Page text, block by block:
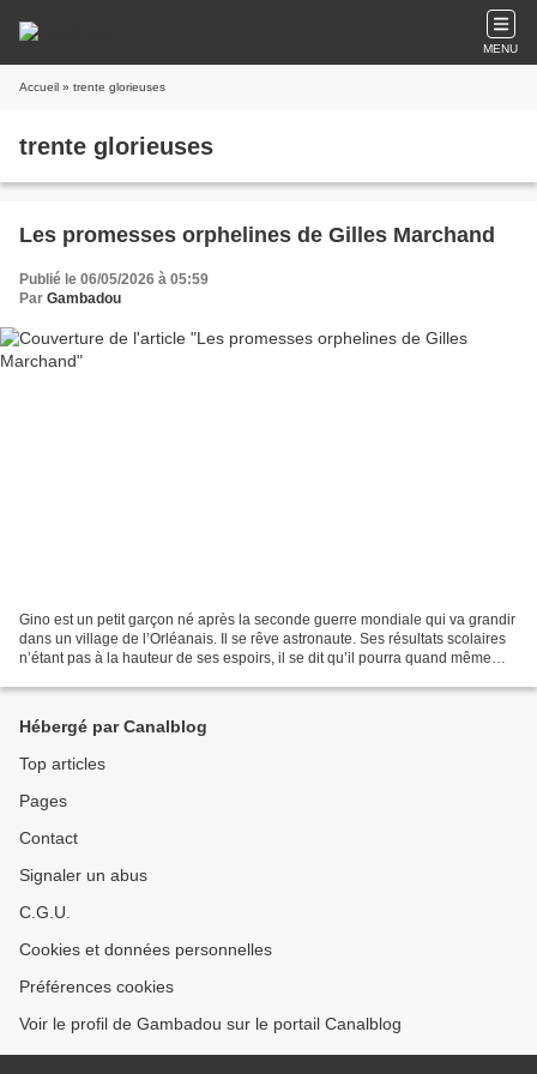
MENU
Accueil » trente glorieuses
trente glorieuses
Les promesses orphelines de Gilles Marchand
Publié le 06/05/2026 à 05:59
Par Gambadou
Gino est un petit garçon né après la seconde guerre mondiale qui va grandir
dans un village de l’Orléanais. Il se rêve astronaute. Ses résultats scolaires
n’étant pas à la hauteur de ses espoirs, il se dit qu’il pourra quand même
Hébergé par Canalblog
Top articles
Pages
Contact
Signaler un abus
C.G.U.
Cookies et données personnelles
Préférences cookies
Voir le profil de Gambadou sur le portail Canalblog